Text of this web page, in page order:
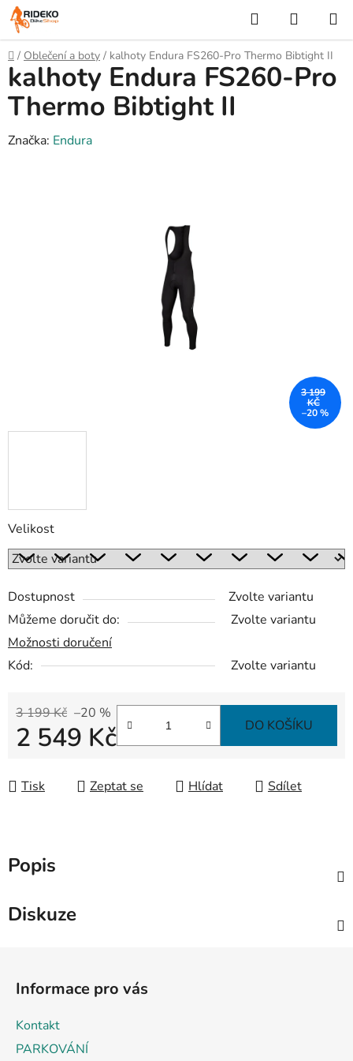
Přejít
na
obsah
Hledat
KOŠÍK
Domů
/ Oblečení a boty / kalhoty Endura FS260-Pro Thermo Bibtight II
Velikost
Dostupnost
Zvolte variantu
Můžeme doručit do:
Zvolte variantu
Možnosti doručení
Kód:
Zvolte variantu
3 199 Kč –20 %
2 549 Kč DO KOŠÍKU
Tisk Zeptat se Hlídat Sdílet
kalhoty Endura FS260-Pro
Thermo Bibtight II
Značka: Endura
3 199
KČ
–20 %
Popis
Diskuze
Informace pro vás
Kontakt
PARKOVÁNÍ